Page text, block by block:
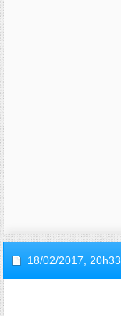
18/02/2017, 20h33